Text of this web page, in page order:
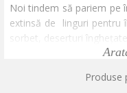
Noi tindem să pariem pe
extinsă de linguri pentru
sorbet, deserturi înghețate
Cupele pentru
elegante a înghețatei.
Produse